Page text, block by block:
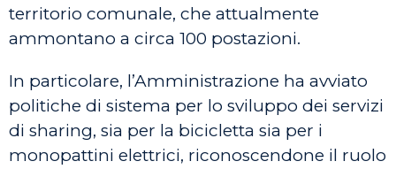
territorio comunale, che attualmente
ammontano a circa 100 postazioni.
In particolare, l’Amministrazione ha avviato
politiche di sistema per lo sviluppo dei servizi
di sharing, sia per la bicicletta sia per i
monopattini elettrici, riconoscendone il ruolo